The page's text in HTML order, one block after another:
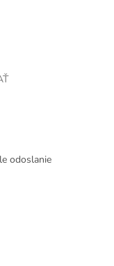
odoslanie